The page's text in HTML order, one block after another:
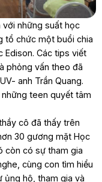
những suất học
tổ chức một buổi chia
Edison. Các tips viết
phỏng vấn theo đã
anh Trần Quang.
teen quyết tâm
cô đã thấy trên
30 gương mặt Học
còn có sự tham gia
cùng con tìm hiểu
ủng hộ, tham gia và